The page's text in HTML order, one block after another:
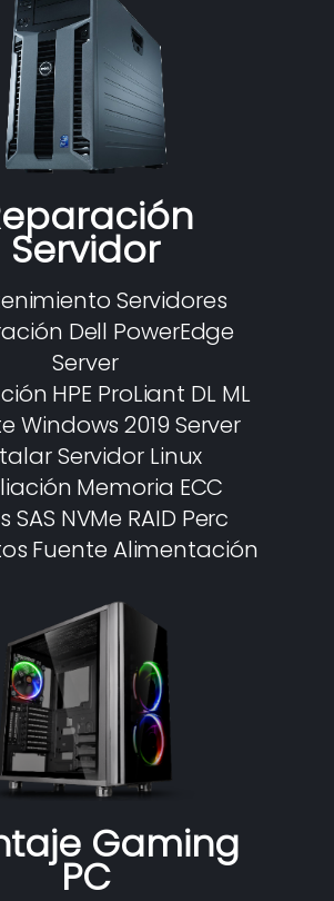
Servidor
Servidores
Dell PowerEdge
Server
HPE ProLiant DL ML
Windows 2019 Server
Servidor Linux
Memoria ECC
SAS NVMe RAID Perc
Fuente Alimentación
Gaming
PC